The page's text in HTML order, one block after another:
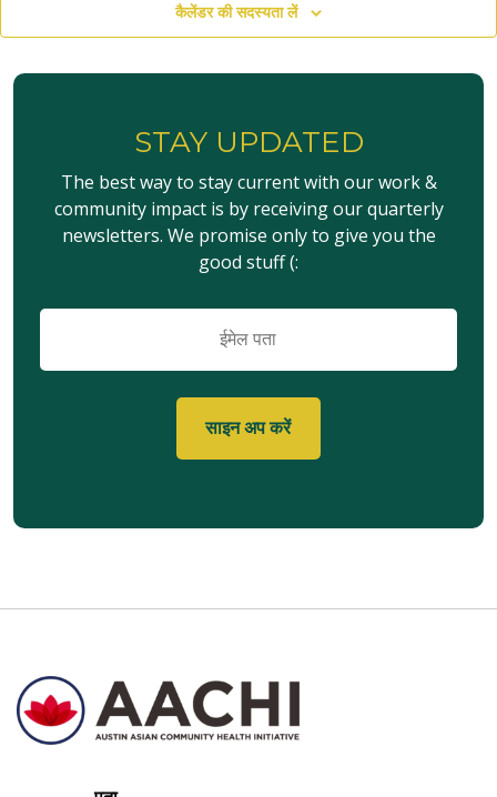
कैलेंडर की सदस्यता लें
STAY UPDATED
The best way to stay current with our work &
community impact is by receiving our quarterly
newsletters. We promise only to give you the
good stuff (: